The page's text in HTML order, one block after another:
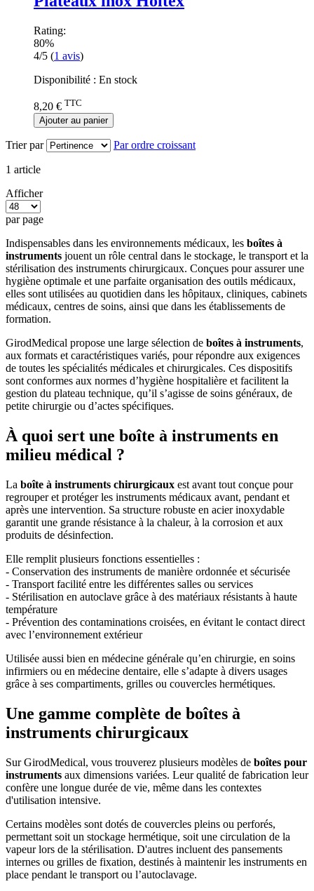
Rating:
80%
4/5 (1 avis)
Disponibilité : En stock
8,20 € TTC
Ajouter au panier
Trier par Par ordre croissant
1 article
Afficher
par page
Indispensables dans les environnements médicaux, les boîtes à
instruments jouent un rôle central dans le stockage, le transport et la
stérilisation des instruments chirurgicaux. Conçues pour assurer une
hygiène optimale et une parfaite organisation des outils médicaux,
elles sont utilisées au quotidien dans les hôpitaux, cliniques, cabinets
médicaux, centres de soins, ainsi que dans les établissements de
formation.
GirodMedical propose une large sélection de boîtes à instruments,
aux formats et caractéristiques variés, pour répondre aux exigences
de toutes les spécialités médicales et chirurgicales. Ces dispositifs
sont conformes aux normes d’hygiène hospitalière et facilitent la
gestion du plateau technique, qu’il s’agisse de soins généraux, de
petite chirurgie ou d’actes spécifiques.
À quoi sert une boîte à instruments en
milieu médical ?
La boîte à instruments chirurgicaux est avant tout conçue pour
regrouper et protéger les instruments médicaux avant, pendant et
après une intervention. Sa structure robuste en acier inoxydable
garantit une grande résistance à la chaleur, à la corrosion et aux
produits de désinfection.
Elle remplit plusieurs fonctions essentielles :
- Conservation des instruments de manière ordonnée et sécurisée
- Transport facilité entre les différentes salles ou services
- Stérilisation en autoclave grâce à des matériaux résistants à haute
température
- Prévention des contaminations croisées, en évitant le contact direct
avec l’environnement extérieur
Utilisée aussi bien en médecine générale qu’en chirurgie, en soins
infirmiers ou en médecine dentaire, elle s’adapte à divers usages
grâce à ses compartiments, grilles ou couvercles hermétiques.
Une gamme complète de boîtes à
instruments chirurgicaux
Sur GirodMedical, vous trouverez plusieurs modèles de boîtes pour
instruments aux dimensions variées. Leur qualité de fabrication leur
confère une longue durée de vie, même dans les contextes
d'utilisation intensive.
Certains modèles sont dotés de couvercles pleins ou perforés,
permettant soit un stockage hermétique, soit une circulation de la
vapeur lors de la stérilisation. D'autres incluent des pansements
internes ou grilles de fixation, destinés à maintenir les instruments en
place pendant le transport ou l’autoclavage.